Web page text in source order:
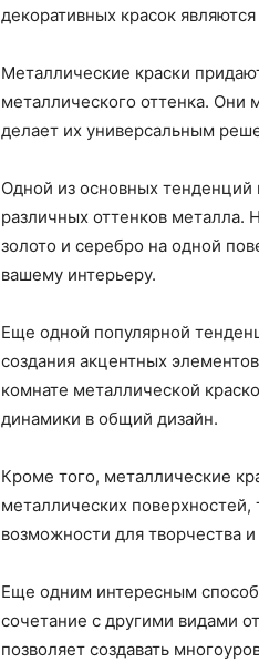
декоративных красок
Металлические краски
металлического оттенка. Они
делает их универсальным
Одной из основных тенденций
различных оттенков металла.
золото и серебро на одной
вашему интерьеру.
Еще одной популярной
создания акцентных
комнате металлической
динамики в общий дизайн.
Кроме того, металлические
металлических
возможности для творчества
Еще одним интересным
сочетание с другими видами
позволяет создавать